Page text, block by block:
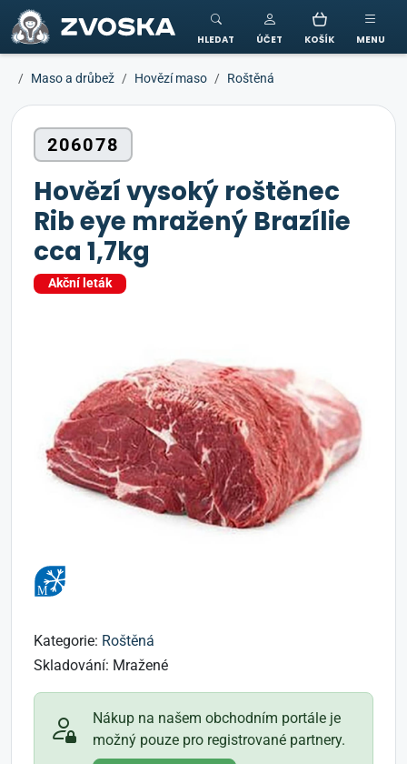
ZVOSKA
HLEDAT ÚČET KOŠÍK MENU
Maso a drůbež Hovězí maso Roštěná
206078
Hovězí vysoký roštěnec
Rib eye mražený Brazílie
cca 1,7kg
Akční leták
Kategorie: Roštěná
Skladování: Mražené
Nákup na našem obchodním portále je
možný pouze pro registrované partnery.